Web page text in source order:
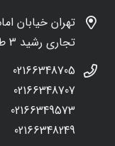
تهران خیابان
تجاری رشید 3 طبقه زیر همکف پلاک 12
02166348705
02166348707
02166349573
02166348249